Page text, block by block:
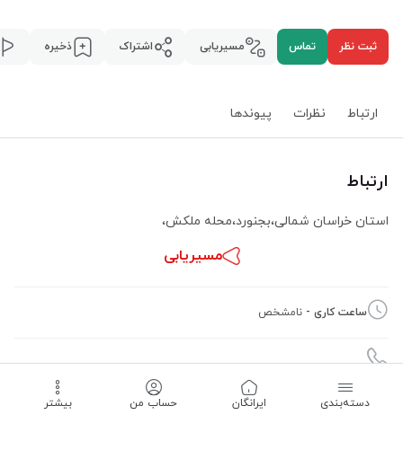
ثبت نظر تماس مسیریابی اشتراک ذخیره
ارتباط نظرات پیوند‌ها
ارتباط
استان خراسان شمالی،بجنورد،محله ملکش،
مسیریابی
ساعت کاری - نامشخص
09158844054
دسته‌بندی ‌ایرانگان حساب من بیشتر